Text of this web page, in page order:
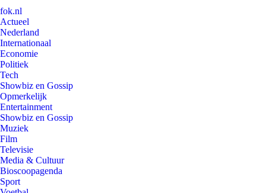
fok.nl
Actueel
Nederland
Internationaal
Economie
Politiek
Tech
Showbiz en Gossip
Opmerkelijk
Entertainment
Showbiz en Gossip
Muziek
Film
Televisie
Media & Cultuur
Bioscoopagenda
Sport